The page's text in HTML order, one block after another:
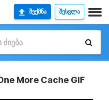
ᲨᲔᲥᲛᲜᲐ ᲨᲔᲡᲕᲚᲐ
More Cache GIF